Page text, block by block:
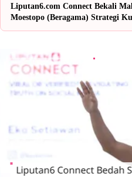
Liputan6.com Connect Bekali
Moestopo (Beragama) Strategi
Liputan6 Connect Bedah